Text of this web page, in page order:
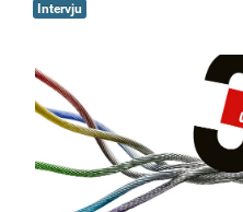
Intervju